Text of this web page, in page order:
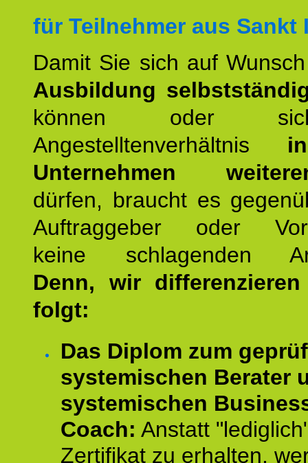
für Teilnehmer aus Sankt
Damit Sie sich auf
Ausbildung
können oder
Angestelltenverhältnis
Unternehmen
dürfen, braucht es
Auftraggeber oder
keine schlagenden
Denn, wir
folgt:
Das Diplom zum
systemischen Berater
systemischen
Coach: Anstatt
Zertifikat zu erhalten,